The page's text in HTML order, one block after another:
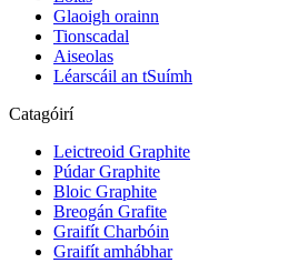
Glaoigh orainn
Tionscadal
Aiseolas
Léarscáil an tSuímh
Catagóirí
Leictreoid Graphite
Púdar Graphite
Bloic Graphite
Breogán Grafite
Graifít Charbóin
Graifít amhábhar